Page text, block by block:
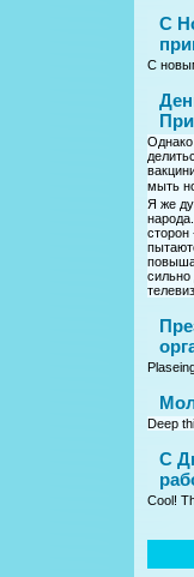
С
С
мыть
Я же
сильно
Deep
C
Cool!